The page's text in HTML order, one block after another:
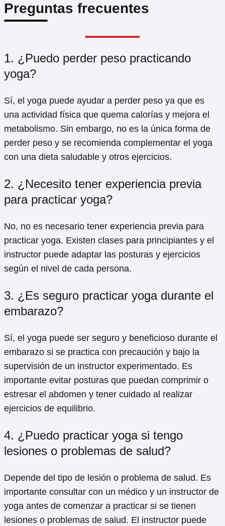
Preguntas frecuentes
1. ¿Puedo perder peso practicando
yoga?
Sí, el yoga puede ayudar a perder peso ya que es
una actividad física que quema calorías y mejora el
metabolismo. Sin embargo, no es la única forma de
perder peso y se recomienda complementar el yoga
con una dieta saludable y otros ejercicios.
2. ¿Necesito tener experiencia previa
para practicar yoga?
No, no es necesario tener experiencia previa para
practicar yoga. Existen clases para principiantes y el
instructor puede adaptar las posturas y ejercicios
según el nivel de cada persona.
3. ¿Es seguro practicar yoga durante el
embarazo?
Sí, el yoga puede ser seguro y beneficioso durante el
embarazo si se practica con precaución y bajo la
supervisión de un instructor experimentado. Es
importante evitar posturas que puedan comprimir o
estresar el abdomen y tener cuidado al realizar
ejercicios de equilibrio.
4. ¿Puedo practicar yoga si tengo
lesiones o problemas de salud?
Depende del tipo de lesión o problema de salud. Es
importante consultar con un médico y un instructor de
yoga antes de comenzar a practicar si se tienen
lesiones o problemas de salud. El instructor puede